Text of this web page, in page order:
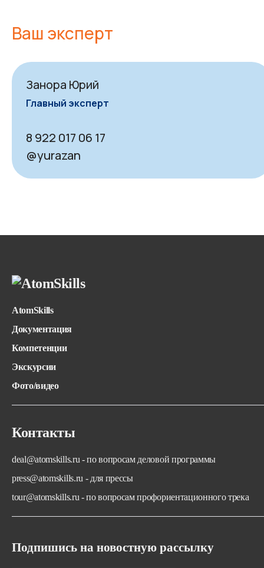
Ваш эксперт
Занора Юрий
Главный эксперт
8 922 017 06 17
@yurazan
AtomSkills
Документация
Компетенции
Экскурсии
Фото/видео
Контакты
deal@atomskills.ru - по вопросам деловой программы
press@atomskills.ru - для прессы
tour@atomskills.ru - по вопросам профориентационного трека
Подпишись на новостную рассылку